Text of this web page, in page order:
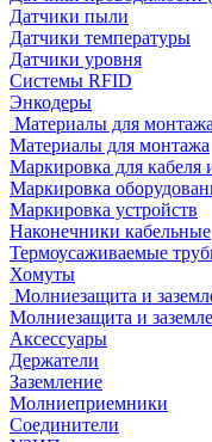
Датчики пыли
Датчики температуры
Датчики уровня
Системы RFID
Энкодеры
Материалы для монтажа
Материалы для монтажа
Маркировка для кабеля
Маркировка
Маркировка устройств
Наконечники кабельные
Термоусаживаемые
Хомуты
Молниезащита и
Молниезащита и
Аксессуары
Держатели
Заземление
Молниеприемники
Соединители